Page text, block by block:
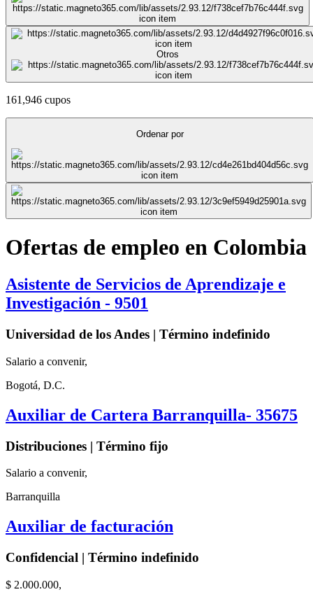
Otros
161,946 cupos
Ordenar por
Ofertas de empleo en Colombia
Asistente de Servicios de Aprendizaje e
Investigación - 9501
Universidad de los Andes | Término indefinido
Salario a convenir,
Bogotá, D.C.
Auxiliar de Cartera Barranquilla- 35675
Distribuciones | Término fijo
Salario a convenir,
Barranquilla
Auxiliar de facturación
Confidencial | Término indefinido
$ 2.000.000,